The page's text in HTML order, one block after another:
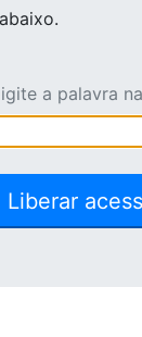
a palavra